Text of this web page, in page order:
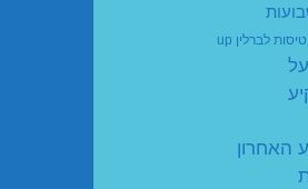
טיסות לברלין up
האחרון